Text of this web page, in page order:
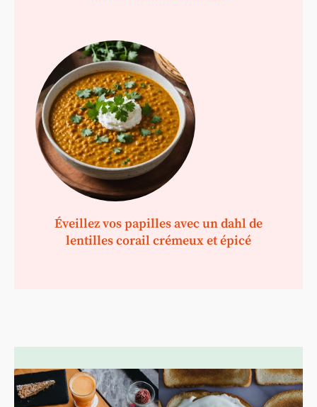
Éveillez vos papilles avec un dahl de
lentilles corail crémeux et épicé